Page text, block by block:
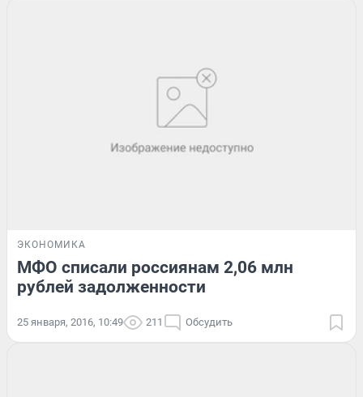
ЭКОНОМИКА
МФО списали россиянам 2,06 млн
рублей задолженности
25 января, 2016, 10:49 211 Обсудить